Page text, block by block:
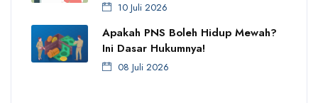
10 Juli 2026
Apakah PNS Boleh Hidup Mewah?
Ini Dasar Hukumnya!
08 Juli 2026